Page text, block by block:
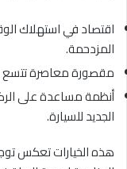
اقتصاد في استهلاك
المزدحمة.
مقصورة معاصرة تتسع
أنظمة مساعدة على
الجديد للسيارة.
هذه الخيارات تعكس